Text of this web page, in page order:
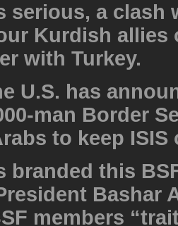
serious, a clash
Kurdish allies
with Turkey.
U.S. has
man Border
to keep ISIS
branded this
Bashar
members